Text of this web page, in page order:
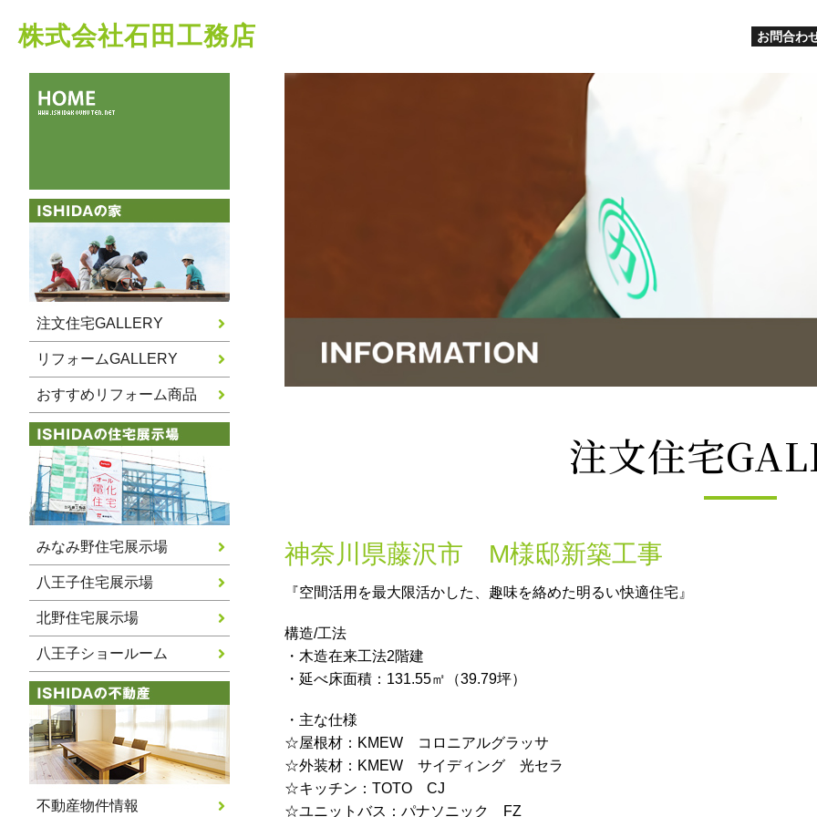
株式会社石田工務店 お問合わ
注文住宅GALLERY
リフォームGALLERY
おすすめリフォーム商品
みなみ野住宅展示場
八王子住宅展示場
北野住宅展示場
八王子ショールーム
不動産物件情報
注文住宅
神奈川県藤沢市 M様邸新築工事
『空間活用を最大限活かした、趣味を絡めた明るい快適住宅』
構造/工法
・木造在来工法2階建
・延べ床面積：131.55㎡（39.79坪）
・主な仕様
☆屋根材：KMEW コロニアルグラッサ
☆外装材：KMEW サイディング 光セラ
☆キッチン：TOTO CJ
☆ユニットバス：パナソニック FZ